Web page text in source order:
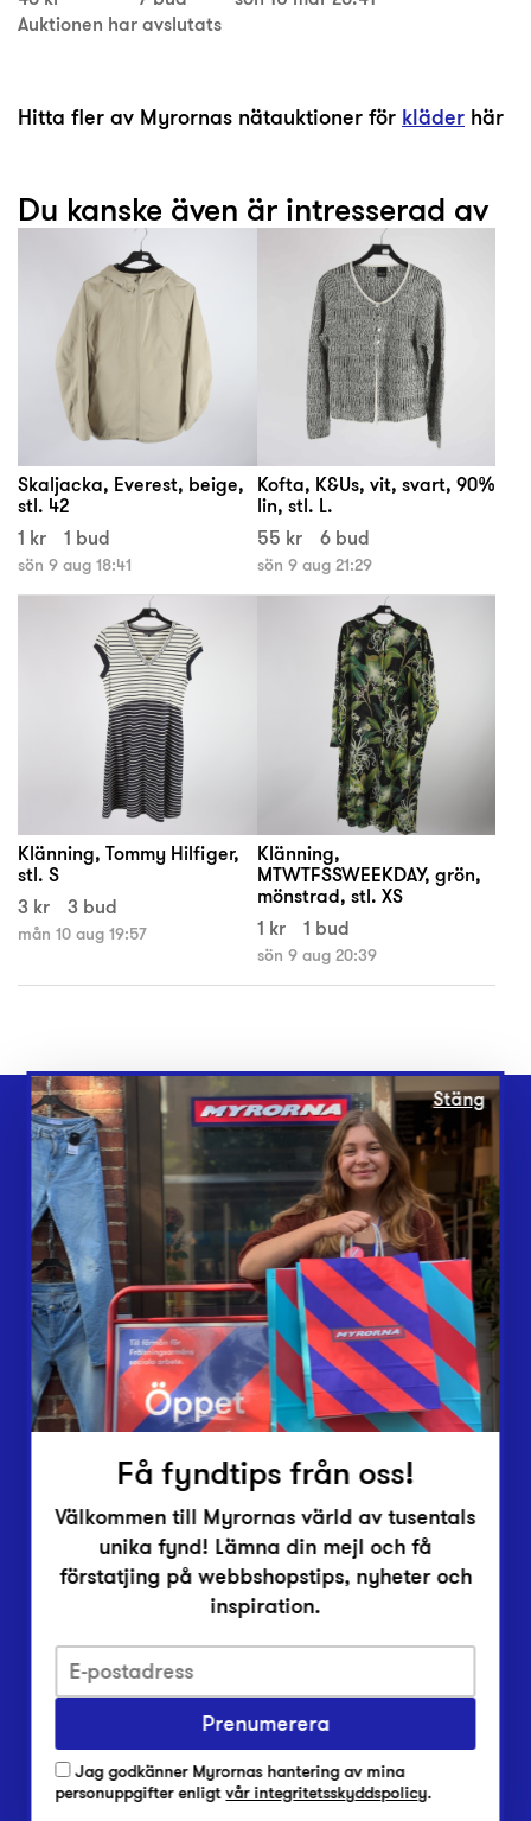
Auktionen har avslutats
Hitta fler av Myrornas nätauktioner för kläder här
Du kanske även är intresserad av
Skaljacka, Everest, beige,
stl. 42
1 kr
1 bud
sön 9 aug 18:41
Kofta, K&Us, vit, svart, 90%
lin, stl. L.
55 kr
6 bud
sön 9 aug 21:29
Klänning, Tommy Hilfiger,
stl. S
3 kr
3 bud
mån 10 aug 19:57
Klänning,
MTWTFSSWEEKDAY, grön,
mönstrad, stl. XS
1 kr
1 bud
sön 9 aug 20:39
Webbshop
Butiker
Lämna in
Vårt överskott
Inlämningsplatser
Om Myrorna
Lediga jobb
Pressrum
Integritetsskyddspolicy
Har du frågor om onlineköp, leverans eller retur?
Har du frågor om vår verksamhet?
Vanliga frågor om Myrorna
Stäng
Få fyndtips från oss!
Välkommen till Myrornas värld av tusentals
unika fynd! Lämna din mejl och få
förstatjing på webbshopstips, nyheter och
inspiration.
Prenumerera
Jag godkänner Myrornas hantering av mina
personuppgifter enligtvår integritetsskyddspolicy.